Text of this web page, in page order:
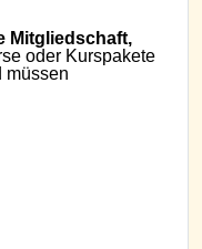
Mitgliedschaft,
oder Kurspakete
müssen